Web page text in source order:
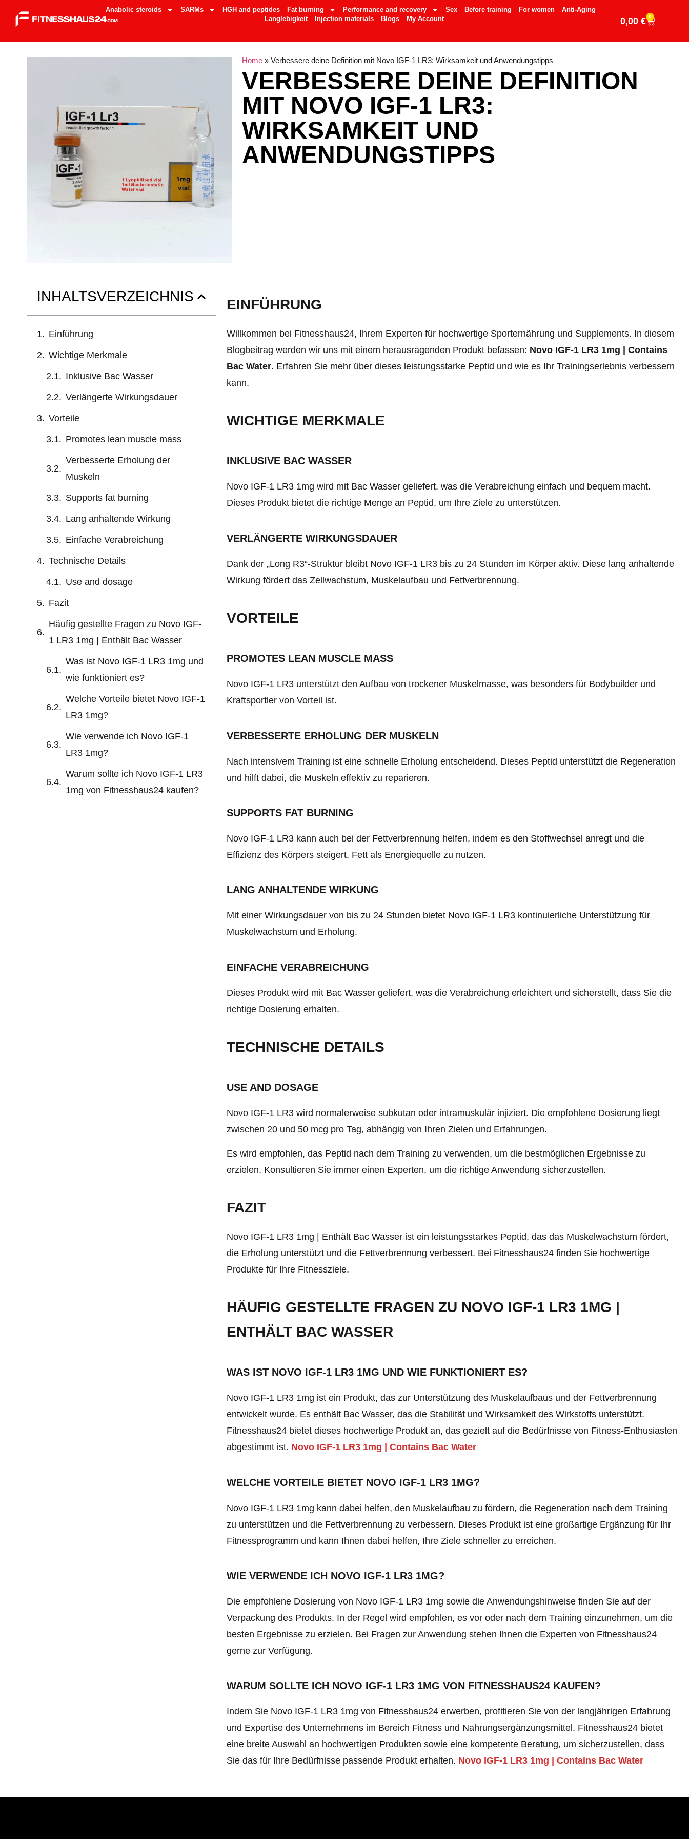
Anabolic steroids SARMs HGH and peptides Fat burning Performance and recovery Sex Before training For women
Anti-Aging
Langlebigkeit
Injection materials Blogs My Account 0,00 € 0
Home» Verbessere deine Definition mit Novo IGF-1 LR3: Wirksamkeit und Anwendungstipps
VERBESSERE DEINE DEFINITION
MIT NOVO IGF-1 LR3:
WIRKSAMKEIT UND
ANWENDUNGSTIPPS
INHALTSVERZEICHNIS
Einführung
Wichtige Merkmale
Inklusive Bac Wasser
Verlängerte Wirkungsdauer
Vorteile
Promotes lean muscle mass
Verbesserte Erholung der
Muskeln
Supports fat burning
Lang anhaltende Wirkung
Einfache Verabreichung
Technische Details
Use and dosage
Fazit
Häufig gestellte Fragen zu Novo IGF-
1 LR3 1mg | Enthält Bac Wasser
Was ist Novo IGF-1 LR3 1mg und
wie funktioniert es?
Welche Vorteile bietet Novo IGF-1
LR3 1mg?
Wie verwende ich Novo IGF-1
LR3 1mg?
Warum sollte ich Novo IGF-1 LR3
1mg von Fitnesshaus24 kaufen?
EINFÜHRUNG
Willkommen bei Fitnesshaus24, Ihrem Experten für hochwertige Sporternährung und Supplements. In diesem
Blogbeitrag werden wir uns mit einem herausragenden Produkt befassen: Novo IGF-1 LR3 1mg | Contains
Bac Water. Erfahren Sie mehr über dieses leistungsstarke Peptid und wie es Ihr Trainingserlebnis verbessern
kann.
WICHTIGE MERKMALE
INKLUSIVE BAC WASSER
Novo IGF-1 LR3 1mg wird mit Bac Wasser geliefert, was die Verabreichung einfach und bequem macht.
Dieses Produkt bietet die richtige Menge an Peptid, um Ihre Ziele zu unterstützen.
VERLÄNGERTE WIRKUNGSDAUER
Dank der „Long R3“-Struktur bleibt Novo IGF-1 LR3 bis zu 24 Stunden im Körper aktiv. Diese lang anhaltende
Wirkung fördert das Zellwachstum, Muskelaufbau und Fettverbrennung.
VORTEILE
PROMOTES LEAN MUSCLE MASS
Novo IGF-1 LR3 unterstützt den Aufbau von trockener Muskelmasse, was besonders für Bodybuilder und
Kraftsportler von Vorteil ist.
VERBESSERTE ERHOLUNG DER MUSKELN
Nach intensivem Training ist eine schnelle Erholung entscheidend. Dieses Peptid unterstützt die Regeneration
und hilft dabei, die Muskeln effektiv zu reparieren.
SUPPORTS FAT BURNING
Novo IGF-1 LR3 kann auch bei der Fettverbrennung helfen, indem es den Stoffwechsel anregt und die
Effizienz des Körpers steigert, Fett als Energiequelle zu nutzen.
LANG ANHALTENDE WIRKUNG
Mit einer Wirkungsdauer von bis zu 24 Stunden bietet Novo IGF-1 LR3 kontinuierliche Unterstützung für
Muskelwachstum und Erholung.
EINFACHE VERABREICHUNG
Dieses Produkt wird mit Bac Wasser geliefert, was die Verabreichung erleichtert und sicherstellt, dass Sie die
richtige Dosierung erhalten.
TECHNISCHE DETAILS
USE AND DOSAGE
Novo IGF-1 LR3 wird normalerweise subkutan oder intramuskulär injiziert. Die empfohlene Dosierung liegt
zwischen 20 und 50 mcg pro Tag, abhängig von Ihren Zielen und Erfahrungen.
Es wird empfohlen, das Peptid nach dem Training zu verwenden, um die bestmöglichen Ergebnisse zu
erzielen. Konsultieren Sie immer einen Experten, um die richtige Anwendung sicherzustellen.
FAZIT
Novo IGF-1 LR3 1mg | Enthält Bac Wasser ist ein leistungsstarkes Peptid, das das Muskelwachstum fördert,
die Erholung unterstützt und die Fettverbrennung verbessert. Bei Fitnesshaus24 finden Sie hochwertige
Produkte für Ihre Fitnessziele.
HÄUFIG GESTELLTE FRAGEN ZU NOVO IGF-1 LR3 1MG |
ENTHÄLT BAC WASSER
WAS IST NOVO IGF-1 LR3 1MG UND WIE FUNKTIONIERT ES?
Novo IGF-1 LR3 1mg ist ein Produkt, das zur Unterstützung des Muskelaufbaus und der Fettverbrennung
entwickelt wurde. Es enthält Bac Wasser, das die Stabilität und Wirksamkeit des Wirkstoffs unterstützt.
Fitnesshaus24 bietet dieses hochwertige Produkt an, das gezielt auf die Bedürfnisse von Fitness-Enthusiasten
abgestimmt ist. Novo IGF-1 LR3 1mg | Contains Bac Water
WELCHE VORTEILE BIETET NOVO IGF-1 LR3 1MG?
Novo IGF-1 LR3 1mg kann dabei helfen, den Muskelaufbau zu fördern, die Regeneration nach dem Training
zu unterstützen und die Fettverbrennung zu verbessern. Dieses Produkt ist eine großartige Ergänzung für Ihr
Fitnessprogramm und kann Ihnen dabei helfen, Ihre Ziele schneller zu erreichen.
WIE VERWENDE ICH NOVO IGF-1 LR3 1MG?
Die empfohlene Dosierung von Novo IGF-1 LR3 1mg sowie die Anwendungshinweise finden Sie auf der
Verpackung des Produkts. In der Regel wird empfohlen, es vor oder nach dem Training einzunehmen, um die
besten Ergebnisse zu erzielen. Bei Fragen zur Anwendung stehen Ihnen die Experten von Fitnesshaus24
gerne zur Verfügung.
WARUM SOLLTE ICH NOVO IGF-1 LR3 1MG VON FITNESSHAUS24 KAUFEN?
Indem Sie Novo IGF-1 LR3 1mg von Fitnesshaus24 erwerben, profitieren Sie von der langjährigen Erfahrung
und Expertise des Unternehmens im Bereich Fitness und Nahrungsergänzungsmittel. Fitnesshaus24 bietet
eine breite Auswahl an hochwertigen Produkten sowie eine kompetente Beratung, um sicherzustellen, dass
Sie das für Ihre Bedürfnisse passende Produkt erhalten. Novo IGF-1 LR3 1mg | Contains Bac Water